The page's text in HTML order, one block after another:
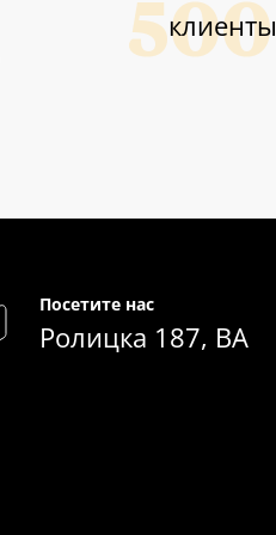
клиенты
Посетите нас
Ролицка 187, BA